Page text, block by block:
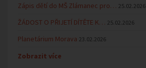
Zápis dětí do MŠ Zlámanec pro… 25.02.2026
ŽÁDOST O PŘIJETÍ DÍTĚTE K… 25.02.2026
Planetárium Morava 23.02.2026
Zobrazit více